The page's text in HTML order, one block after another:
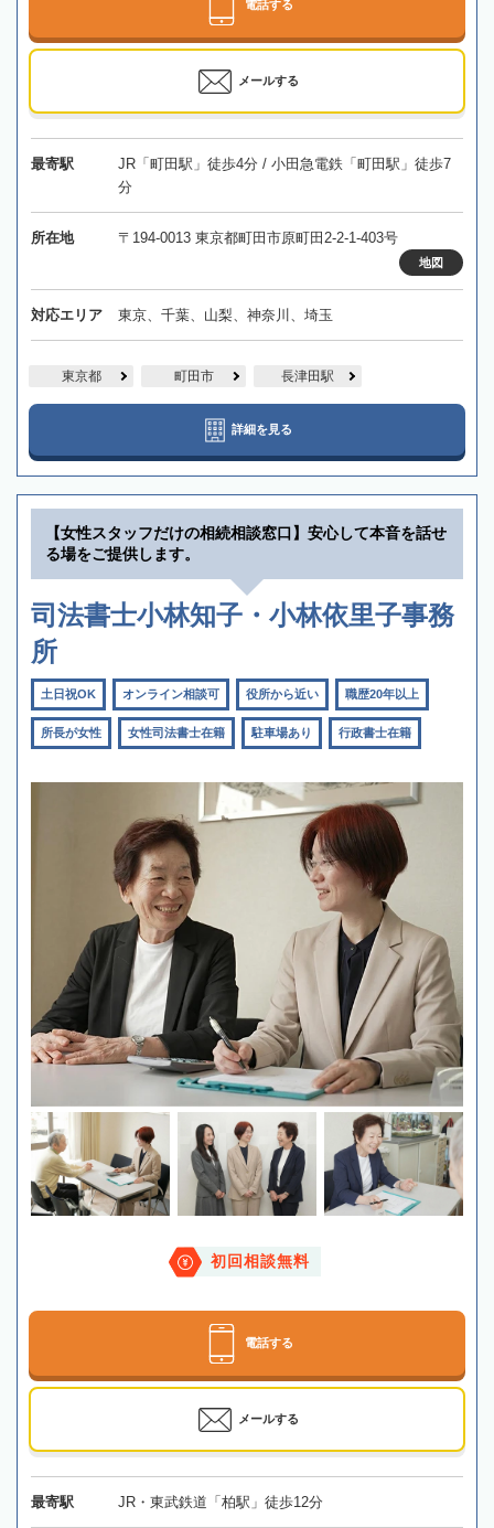
電話する
メールする
最寄駅
JR「町田駅」徒歩4分 / 小田急電鉄「町田駅」徒歩7
分
所在地 〒194-0013 東京都町田市原町田2-2-1-403号
地図
対応エリア 東京、千葉、山梨、神奈川、埼玉
東京都 町田市 長津田駅
詳細を見る
【女性スタッフだけの相続相談窓口】安心して本音を話せ
る場をご提供します。
司法書士小林知子・小林依里子事務
所
土日祝OK オンライン相談可 役所から近い 職歴20年以上
所長が女性 女性司法書士在籍 駐車場あり 行政書士在籍
初回相談無料
電話する
メールする
最寄駅 JR・東武鉄道「柏駅」徒歩12分